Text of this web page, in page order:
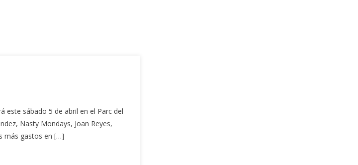
este sábado 5 de abril en el Parc del
Nasty Mondays, Joan Reyes,
más gastos en […]